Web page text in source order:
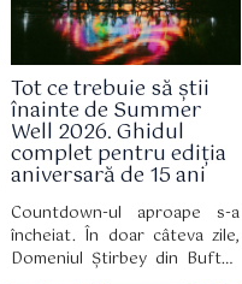
designerului Matthieu Blazy.
Tot ce trebuie să știi
înainte de Summer
Well 2026. Ghidul
complet pentru ediția
aniversară de 15 ani
Countdown-ul aproape s-a
încheiat. În doar câteva zile,
Domeniul Știrbey din Buftea